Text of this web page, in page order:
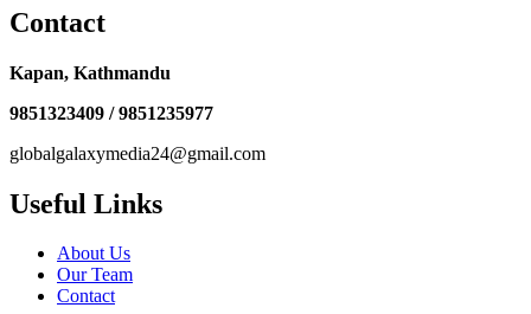
Contact
Kapan, Kathmandu
9851323409 / 9851235977
globalgalaxymedia24@gmail.com
Useful Links
About Us
Our Team
Contact